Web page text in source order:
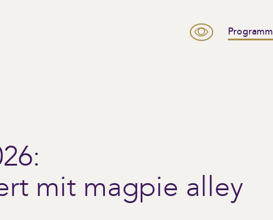
Programm
mit magpie alley